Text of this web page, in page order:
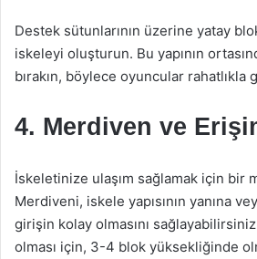
Destek sütunlarının üzerine yatay
iskeleyi oluşturun. Bu yapının
bırakın, böylece oyuncular rahatlıkla
4. Merdiven ve
İskeletinize ulaşım sağlamak için bir
Merdiveni, iskele yapısının yanına
girişin kolay olmasını
olması için, 3-4 blok yüksekliğinde